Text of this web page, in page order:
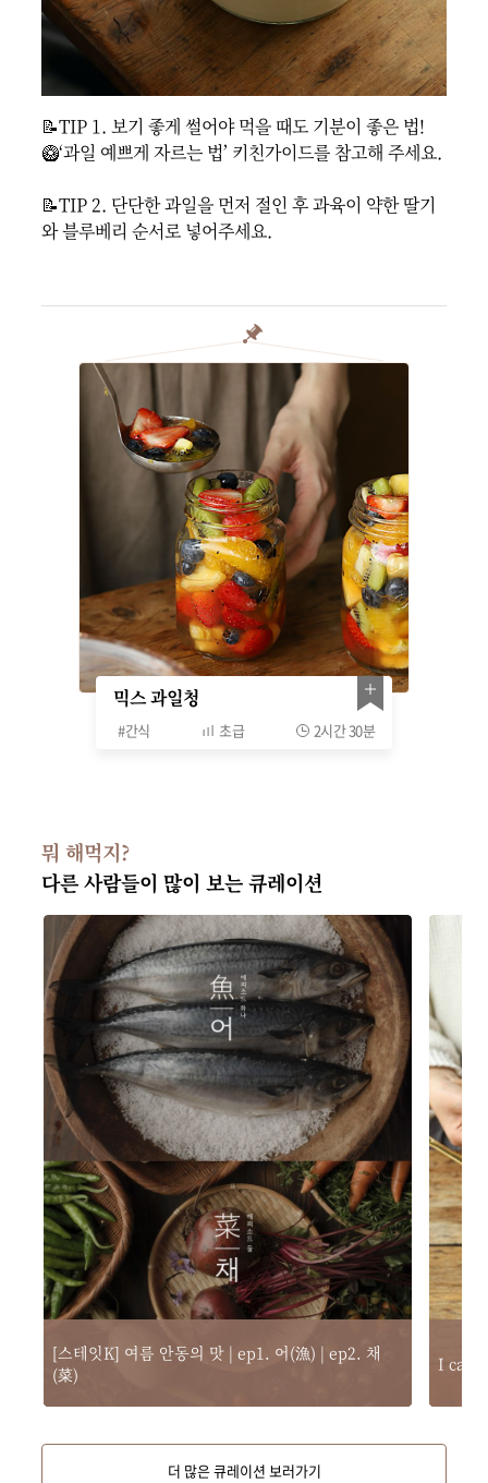
📝TIP 1. 보기 좋게 썰어야 먹을 때도 기분이 좋은 법!
🥝‘과일 예쁘게 자르는 법’ 키친가이드를 참고해 주세요.
📝TIP 2. 단단한 과일을 먼저 절인 후 과육이 약한 딸기
와 블루베리 순서로 넣어주세요.
믹스 과일청
#간식 초급 2시간 30분
뭐 해먹지?
다른 사람들이 많이 보는 큐레이션
[스테잇K] 여름 안동의 맛 | ep1. 어(漁) | ep2. 채
(菜)
I can
더 많은 큐레이션 보러가기